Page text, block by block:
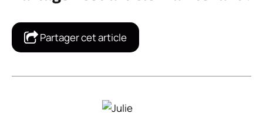
Partager cet article